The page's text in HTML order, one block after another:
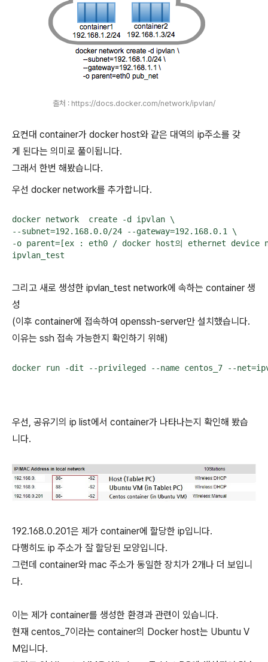
출처 : https://docs.docker.com/network/ipvlan/
요컨대 container가 docker host와 같은 대역의 ip주소를 갖
게 된다는 의미로 풀이됩니다.
그래서 한번 해봤습니다.
우선 docker network를 추가합니다.
docker network  create -d ipvlan \
--subnet=192.168.0.0/24 --gateway=192.168.0.1 \
-o parent=[ex : eth0 / docker host의 ethernet device
ipvlan_test
그리고 새로 생성한 ipvlan_test network에 속하는 container 생
성
(이후 container에 접속하여 openssh-server만 설치했습니다.
이유는 ssh 접속 가능한지 확인하기 위해)
docker run -dit --privileged --name centos_7 --
우선, 공유기의 ip list에서 container가 나타나는지 확인해 봤습
니다.
192.168.0.201은 제가 container에 할당한 ip입니다.
다행히도 ip 주소가 잘 할당된 모양입니다.
그런데 container와 mac 주소가 동일한 장치가 2개나 더 보입니
다.
이는 제가 container를 생성한 환경과 관련이 있습니다.
현재 centos_7이라는 container의 Docker host는 Ubuntu V
M입니다.